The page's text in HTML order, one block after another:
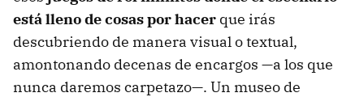
está lleno de cosas por hacer que irás
descubriendo de manera visual o textual,
amontonando decenas de encargos —a los que
nunca daremos carpetazo—. Un museo de